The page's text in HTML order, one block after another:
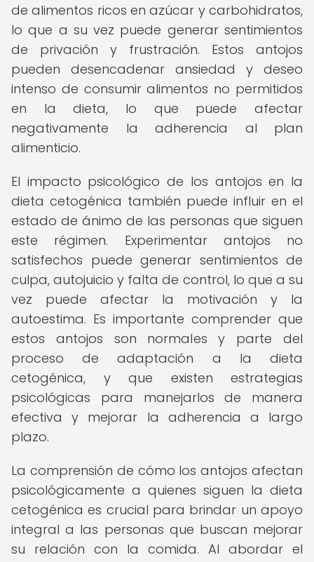
de alimentos ricos en azúcar y carbohidratos,
lo que a su vez puede generar sentimientos
de privación y frustración. Estos antojos
pueden desencadenar ansiedad y deseo
intenso de consumir alimentos no permitidos
en la dieta, lo que puede afectar
negativamente la adherencia al plan
alimenticio.
El impacto psicológico de los antojos en la
dieta cetogénica también puede influir en el
estado de ánimo de las personas que siguen
este régimen. Experimentar antojos no
satisfechos puede generar sentimientos de
culpa, autojuicio y falta de control, lo que a su
vez puede afectar la motivación y la
autoestima. Es importante comprender que
estos antojos son normales y parte del
proceso de adaptación a la dieta
cetogénica, y que existen estrategias
psicológicas para manejarlos de manera
efectiva y mejorar la adherencia a largo
plazo.
La comprensión de cómo los antojos afectan
psicológicamente a quienes siguen la dieta
cetogénica es crucial para brindar un apoyo
integral a las personas que buscan mejorar
su relación con la comida. Al abordar el